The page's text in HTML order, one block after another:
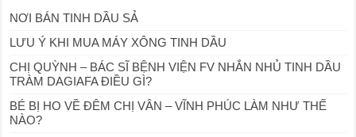
NƠI BÁN TINH DẦU SẢ
LƯU Ý KHI MUA MÁY XÔNG TINH DẦU
CHỊ QUỲNH – BÁC SĨ BỆNH VIỆN FV NHẮN NHỦ TINH DẦU
TRÀM DAGIAFA ĐIỀU GÌ?
BÉ BỊ HO VỀ ĐÊM CHỊ VÂN – VĨNH PHÚC LÀM NHƯ THẾ
NÀO?